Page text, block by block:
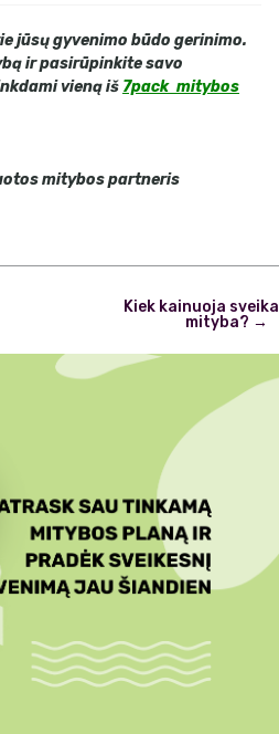
jūsų gyvenimo būdo gerinimo.
ir pasirūpinkite savo
vieną iš 7pack mitybos
mitybos partneris
Kiek kainuoja sveika
mityba? →